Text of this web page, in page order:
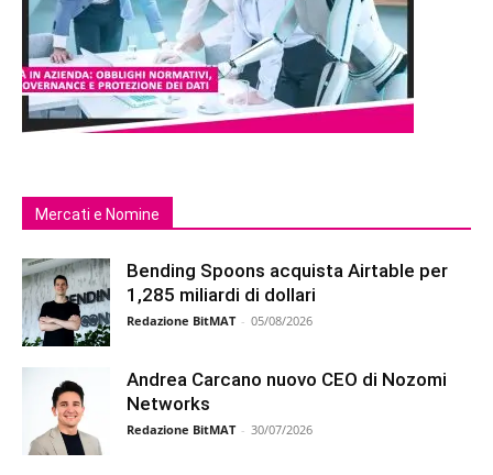
Mercati e Nomine
Bending Spoons acquista Airtable per
1,285 miliardi di dollari
Redazione BitMAT - 05/08/2026
Andrea Carcano nuovo CEO di Nozomi
Networks
Redazione BitMAT - 30/07/2026